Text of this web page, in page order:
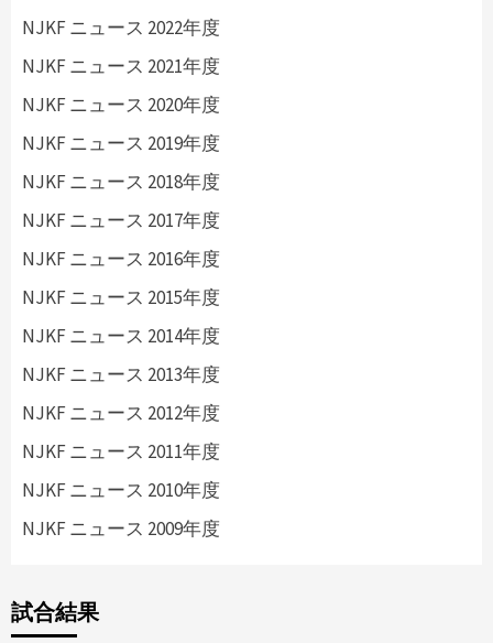
NJKF ニュース 2022年度
NJKF ニュース 2021年度
NJKF ニュース 2020年度
NJKF ニュース 2019年度
NJKF ニュース 2018年度
NJKF ニュース 2017年度
NJKF ニュース 2016年度
NJKF ニュース 2015年度
NJKF ニュース 2014年度
NJKF ニュース 2013年度
NJKF ニュース 2012年度
NJKF ニュース 2011年度
NJKF ニュース 2010年度
NJKF ニュース 2009年度
試合結果